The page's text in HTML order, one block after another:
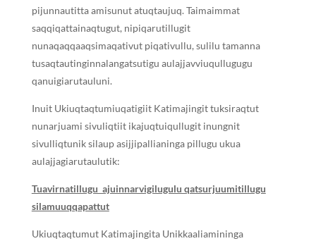
pijunnautitta amisunut atuqtaujuq. Taimaimmat
saqqiqattainaqtugut, nipiqarutillugit
nunaqaqqaaqsimaqativut piqativullu, sulilu tamanna
tusaqtautinginnalangatsutigu aulajjavviuqullugugu
qanuigiarutauluni.
Inuit Ukiuqtaqtumiuqatigiit Katimajingit tuksiraqtut
nunarjuami sivuliqtiit ikajuqtuiqullugit inungnit
sivulliqtunik silaup asijjipallianinga pillugu ukua
aulajjagiarutaulutik:
Tuavirnatillugu ajuinnarvigilugulu qatsurjuumitillugu
silamuuqqapattut
Ukiuqtaqtumut Katimajingita Unikkaaliamininga